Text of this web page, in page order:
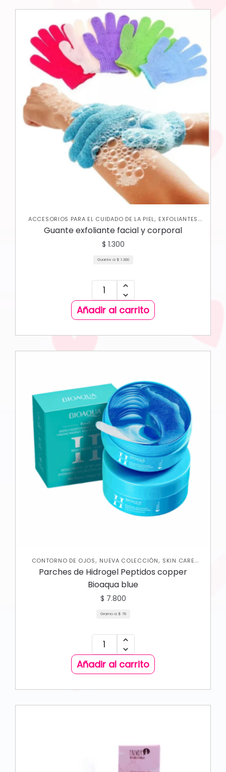
ACCESORIOS PARA EL CUIDADO DE LA PIEL, EXFOLIANTES
CORPORALES ,JABONES Y EXFOLIANTES,SKIN CARE
CORPORAL,SKIN CARE FACIAL
Guante exfoliante facial y corporal
$ 1.300
Guante a: $ 1.300
Añadir al carrito
CONTORNO DE OJOS, NUEVA COLECCIÓN, SKIN CARE
FACIAL
Parches de Hidrogel Peptidos copper
Bioaqua blue
$ 7.800
Gramo a: $ 78
Añadir al carrito